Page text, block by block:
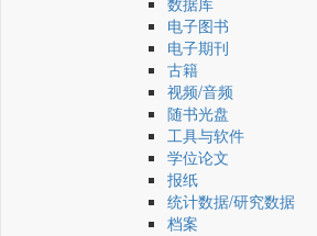
电子图书
电子期刊
古籍
视频/音频
随书光盘
工具与软件
学位论文
报纸
统计数据/研究数据
档案